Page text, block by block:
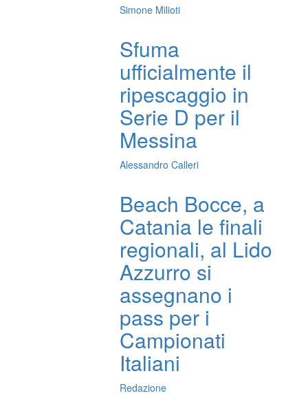
Simone Milioti
Sfuma
ufficialmente il
ripescaggio in
Serie D per il
Messina
Alessandro Calleri
Beach Bocce, a
Catania le finali
regionali, al Lido
Azzurro si
assegnano i
pass per i
Campionati
Italiani
Redazione